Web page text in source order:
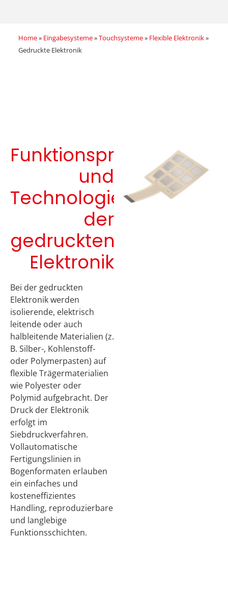
Home» Eingabesysteme»Touchsysteme» Flexible Elektronik»
Gedruckte Elektronik
Funktionsprinzip
und
Technologie
der
gedruckten
Elektronik
Bei der gedruckten
Elektronik werden
isolierende, elektrisch
leitende oder auch
halbleitende Materialien (z.
B. Silber-, Kohlenstoff-
oder Polymerpasten) auf
flexible Trägermaterialien
wie Polyester oder
Polymid aufgebracht. Der
Druck der Elektronik
erfolgt im
Siebdruckverfahren.
Vollautomatische
Fertigungslinien in
Bogenformaten erlauben
ein einfaches und
kosteneffizientes
Handling, reproduzierbare
und langlebige
Funktionsschichten.